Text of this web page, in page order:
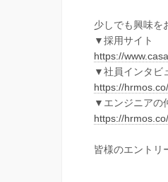
少しでも興味を
▼採用サイト
https://
▼社員インタビ
https://
▼エンジニアの
https://
皆様のエントリ